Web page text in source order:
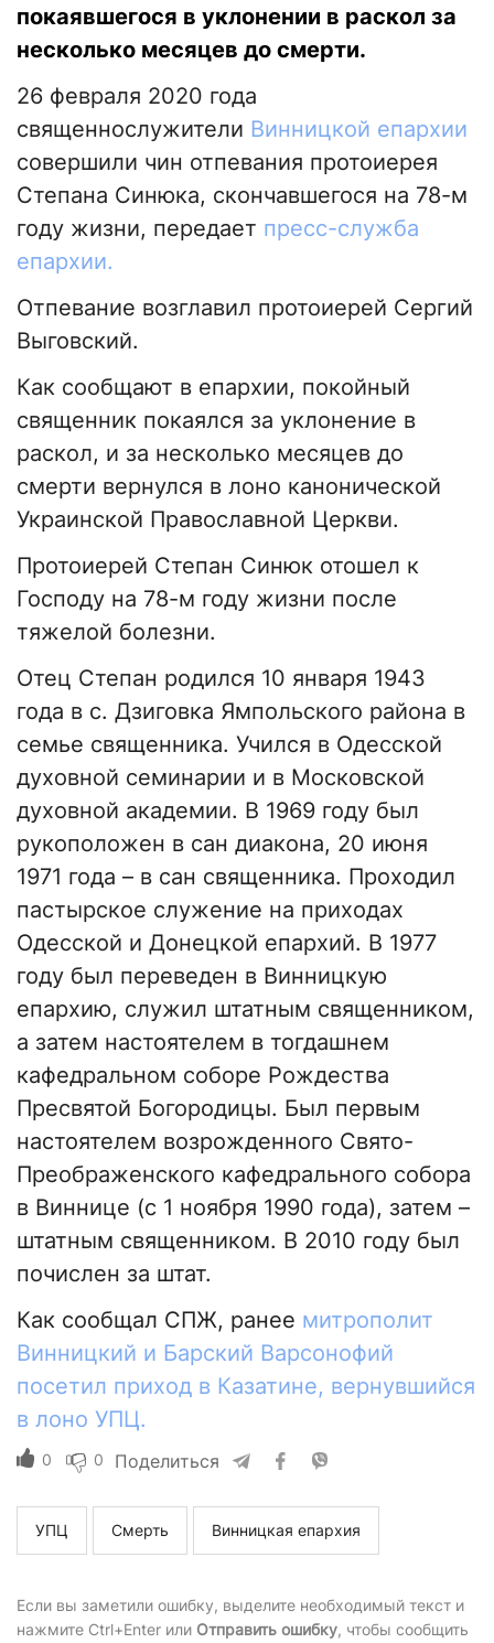
покаявшегося в уклонении в раскол за
несколько месяцев до смерти.
26 февраля 2020 года
священнослужители Винницкой епархии
совершили чин отпевания протоиерея
Степана Синюка, скончавшегося на 78-м
году жизни, передает пресс-служба
епархии.
Отпевание возглавил протоиерей Сергий
Выговский.
Как сообщают в епархии, покойный
священник покаялся за уклонение в
раскол, и за несколько месяцев до
смерти вернулся в лоно канонической
Украинской Православной Церкви.
Протоиерей Степан Синюк отошел к
Господу на 78-м году жизни после
тяжелой болезни.
Отец Степан родился 10 января 1943
года в с. Дзиговка Ямпольского района в
семье священника. Учился в Одесской
духовной семинарии и в Московской
духовной академии. В 1969 году был
рукоположен в сан диакона, 20 июня
1971 года – в сан священника. Проходил
пастырское служение на приходах
Одесской и Донецкой епархий. В 1977
году был переведен в Винницкую
епархию, служил штатным священником,
а затем настоятелем в тогдашнем
кафедральном соборе Рождества
Пресвятой Богородицы. Был первым
настоятелем возрожденного Свято-
Преображенского кафедрального собора
в Виннице (с 1 ноября 1990 года), затем –
штатным священником. В 2010 году был
почислен за штат.
Как сообщал СПЖ, ранее митрополит
Винницкий и Барский Варсонофий
посетил приход в Казатине, вернувшийся
в лоно УПЦ.
0 0 Поделиться
УПЦ Смерть Винницкая епархия
Если вы заметили ошибку, выделите необходимый текст и
нажмите Ctrl+Enter или Отправить ошибку, чтобы сообщить